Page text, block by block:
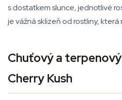
s dostatkem slunce, jednotlivé
je vážná sklizeň od rostliny,
Chuťový a
Cherry Kush